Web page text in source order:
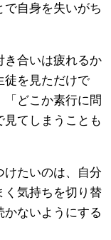
で自身を失いがち
き合いは疲れるか
徒を見ただけで
「どこか素行に問
てしまうことも
けたいのは、自分
く気持ちを切り替
かないようにする